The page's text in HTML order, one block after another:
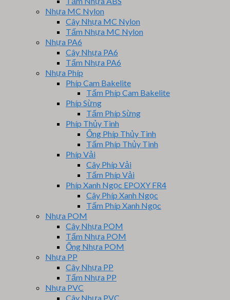
Nhựa MC Nylon
Cây Nhựa MC Nylon
Tấm Nhựa MC Nylon
Nhựa PA6
Cây Nhựa PA6
Tấm Nhựa PA6
Nhựa Phíp
Phíp Cam Bakelite
Tấm Phíp Cam Bakelite
Phíp Sừng
Tấm Phíp Sừng
Phíp Thủy Tinh
Ống Phíp Thủy Tinh
Tấm Phíp Thủy Tinh
Phíp Vải
Cây Phíp Vải
Tấm Phíp Vải
Phíp Xanh Ngọc EPOXY FR4
Cây Phíp Xanh Ngọc
Tấm Phíp Xanh Ngọc
Nhựa POM
Cây Nhựa POM
Tấm Nhựa POM
Ống Nhựa POM
Nhựa PP
Cây Nhựa PP
Tấm Nhựa PP
Nhựa PVC
Cây Nhựa PVC